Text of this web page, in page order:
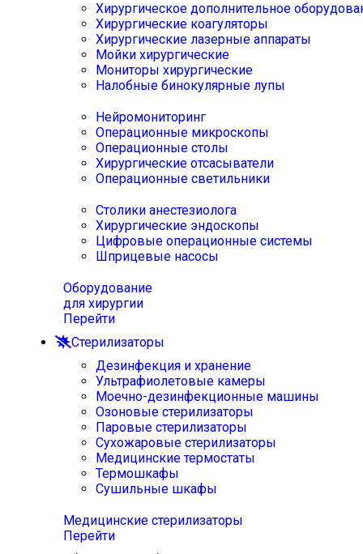
Хирургическое дополнительное
Хирургические коагуляторы
Хирургические лазерные аппараты
Мойки хирургические
Мониторы хирургические
Налобные бинокулярные лупы
Нейромониторинг
Операционные микроскопы
Операционные столы
Хирургические отсасыватели
Операционные светильники
Столики анестезиолога
Хирургические эндоскопы
Цифровые операционные системы
Шприцевые насосы
Оборудование
для хирургии
Перейти
Стерилизаторы
Дезинфекция и хранение
Ультрафиолетовые камеры
Моечно-дезинфекционные машины
Озоновые стерилизаторы
Паровые стерилизаторы
Сухожаровые стерилизаторы
Медицинские термостаты
Термошкафы
Сушильные шкафы
Медицинские стерилизаторы
Перейти